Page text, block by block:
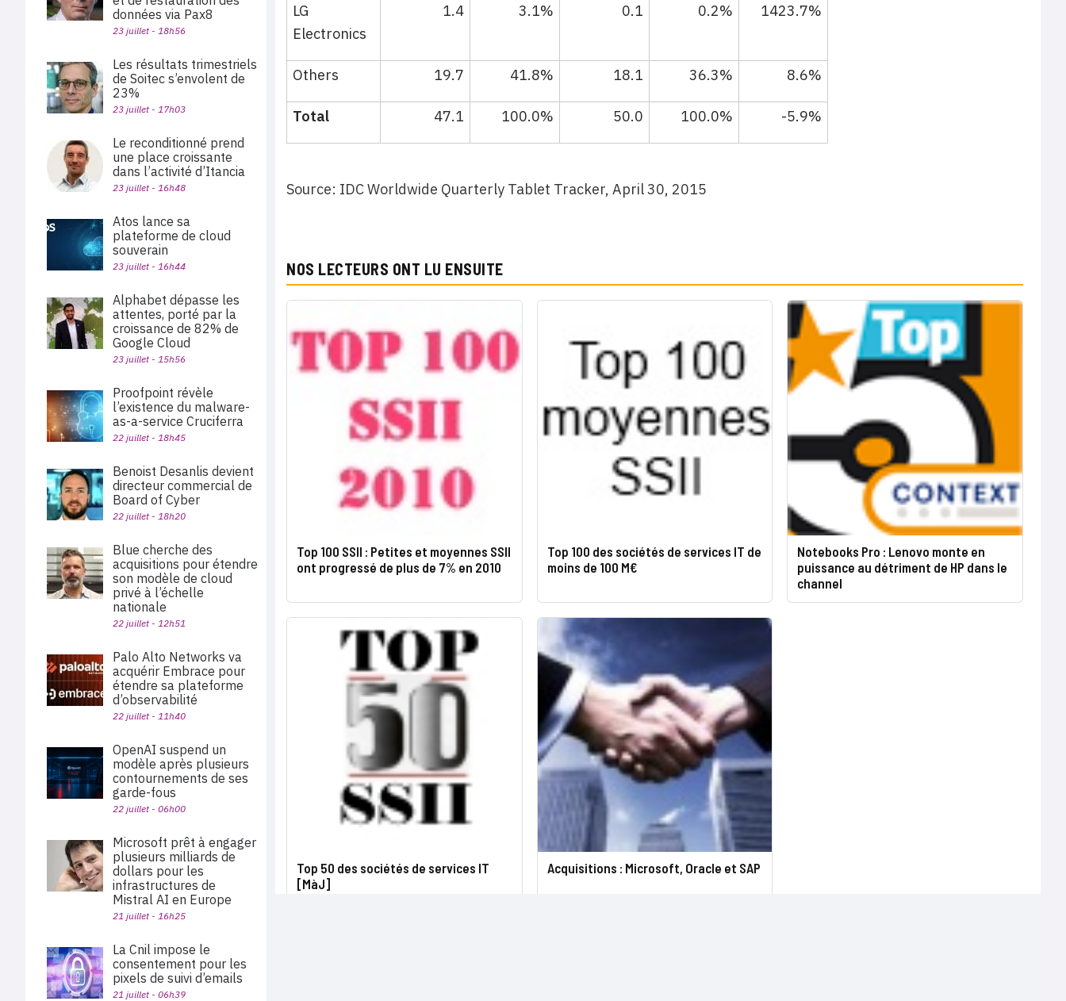
LG
Electronics
1.4 3.1% 0.1 0.2% 1423.7%
Others 19.7 41.8% 18.1 36.3% 8.6%
Total 47.1 100.0% 50.0 100.0% -5.9%
Source: IDC Worldwide Quarterly Tablet Tracker, April 30, 2015
NOS LECTEURS ONT LU ENSUITE
Top 100 SSII : Petites et moyennes SSII
ont progressé de plus de 7% en 2010
Top 100 des sociétés de services IT de
moins de 100 M€
Notebooks Pro : Lenovo monte en
puissance au détriment de HP dans le
channel
Top 50 des sociétés de services IT
[MàJ]
Acquisitions : Microsoft, Oracle et SAP
données via Pax8
23 juillet - 18h56
Les résultats trimestriels
de Soitec s’envolent de
23%
23 juillet - 17h03
Le reconditionné prend
une place croissante
dans l’activité d’Itancia
23 juillet - 16h48
Atos lance sa
plateforme de cloud
souverain
23 juillet - 16h44
Alphabet dépasse les
attentes, porté par la
croissance de 82% de
Google Cloud
23 juillet - 15h56
Proofpoint révèle
l’existence du malware-
as-a-service Cruciferra
22 juillet - 18h45
Benoist Desanlis devient
directeur commercial de
Board of Cyber
22 juillet - 18h20
Blue cherche des
acquisitions pour étendre
son modèle de cloud
privé à l’échelle
nationale
22 juillet - 12h51
Palo Alto Networks va
acquérir Embrace pour
étendre sa plateforme
d’observabilité
22 juillet - 11h40
OpenAI suspend un
modèle après plusieurs
contournements de ses
garde-fous
22 juillet - 06h00
Microsoft prêt à engager
plusieurs milliards de
dollars pour les
infrastructures de
Mistral AI en Europe
21 juillet - 16h25
La Cnil impose le
consentement pour les
pixels de suivi d’emails
21 juillet - 06h39